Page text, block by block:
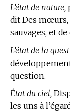
L’état de nature,
dit Des mœurs,
sauvages, et
L’état de la
question.
État du ciel,
les uns à